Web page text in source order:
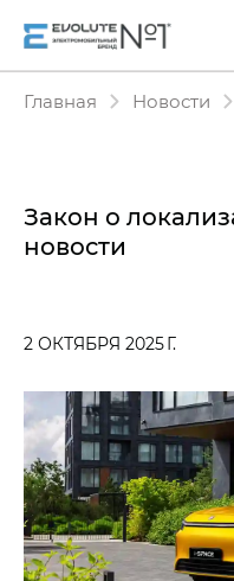
Главная Новости
Закон о
новости
2 ОКТЯБРЯ 2025 Г.